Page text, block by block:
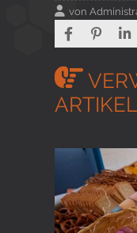
von
ARTIKEL